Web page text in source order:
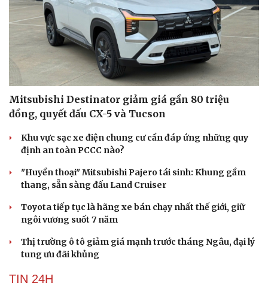
Mitsubishi Destinator giảm giá gần 80 triệu
đồng, quyết đấu CX-5 và Tucson
Khu vực sạc xe điện chung cư cần đáp ứng những quy
định an toàn PCCC nào?
"Huyền thoại" Mitsubishi Pajero tái sinh: Khung gầm
thang, sẵn sàng đấu Land Cruiser
Toyota tiếp tục là hãng xe bán chạy nhất thế giới, giữ
ngôi vương suốt 7 năm
Thị trường ô tô giảm giá mạnh trước tháng Ngâu, đại lý
tung ưu đãi khủng
TIN 24H